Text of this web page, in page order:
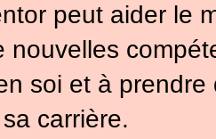
peut aider le
nouvelles
soi et à
carrière.